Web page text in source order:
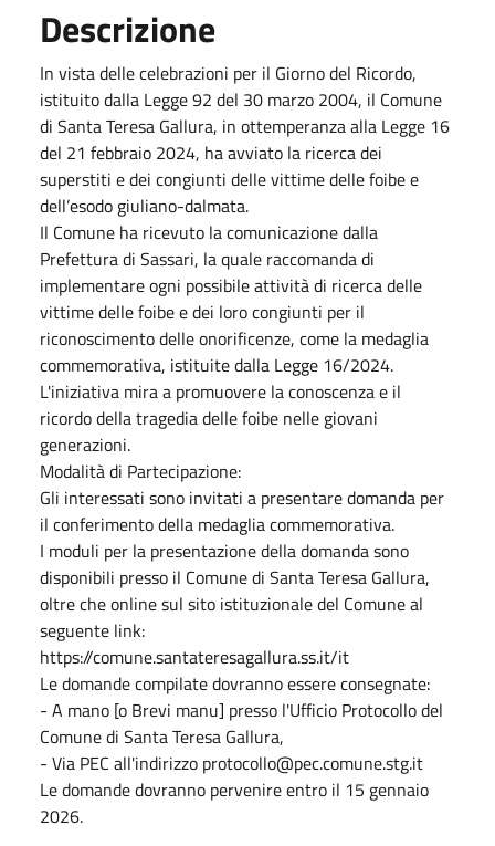
Descrizione
In vista delle celebrazioni per il Giorno del Ricordo,
istituito dalla Legge 92 del 30 marzo 2004, il Comune
di Santa Teresa Gallura, in ottemperanza alla Legge 16
del 21 febbraio 2024, ha avviato la ricerca dei
superstiti e dei congiunti delle vittime delle foibe e
dell’esodo giuliano-dalmata.
Il Comune ha ricevuto la comunicazione dalla
Prefettura di Sassari, la quale raccomanda di
implementare ogni possibile attività di ricerca delle
vittime delle foibe e dei loro congiunti per il
riconoscimento delle onorificenze, come la medaglia
commemorativa, istituite dalla Legge 16/2024.
L'iniziativa mira a promuovere la conoscenza e il
ricordo della tragedia delle foibe nelle giovani
generazioni.
Modalità di Partecipazione:
Gli interessati sono invitati a presentare domanda per
il conferimento della medaglia commemorativa.
I moduli per la presentazione della domanda sono
disponibili presso il Comune di Santa Teresa Gallura,
oltre che online sul sito istituzionale del Comune al
seguente link:
https://comune.santateresagallura.ss.it/it
Le domande compilate dovranno essere consegnate:
- A mano [o Brevi manu] presso l'Ufficio Protocollo del
Comune di Santa Teresa Gallura,
- Via PEC all'indirizzo protocollo@pec.comune.stg.it
Le domande dovranno pervenire entro il 15 gennaio
2026.